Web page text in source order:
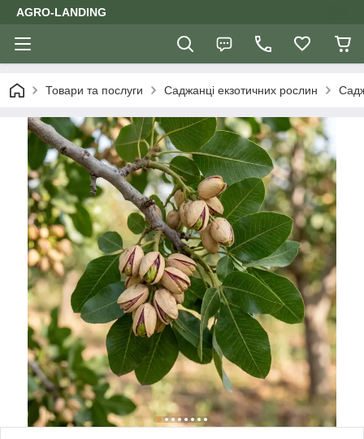
AGRO-LANDING
Товари та послуги Саджанці екзотичних рослин